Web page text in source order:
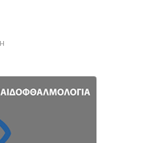
ομοσπονδίας καλεί